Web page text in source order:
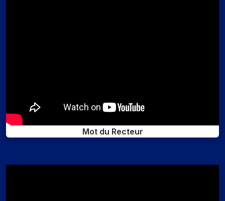
Mot du Recteur